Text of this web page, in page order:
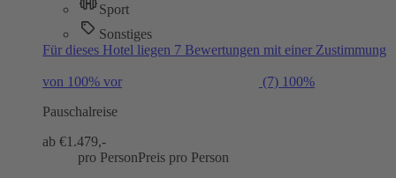
Sport
Sonstiges
Für dieses Hotel liegen 7 Bewertungen mit einer Zustimmung
von 100% vor (7) 100%
Pauschalreise
ab €1.479,-
pro PersonPreis pro Person